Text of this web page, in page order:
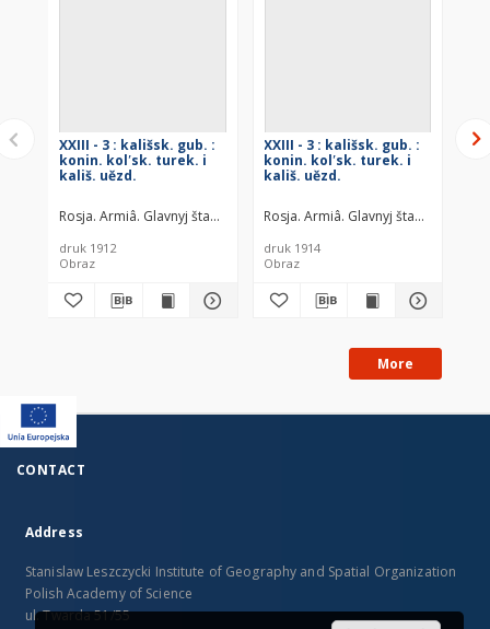
XXIII - 3 : kališsk. gub. :
konin. kolʹsk. turek. i
kališ. uězd.
Rosja. Armiâ. Glavnyj štab. Voenno-topografičeskij otdel Rosja.
druk 1912
Obraz
XXIII - 3 : kališsk. gub. :
konin. kolʹsk. turek. i
kališ. uězd.
Rosja. Armiâ. Glavnyj štab.
druk 1914
Obraz
More
CONTACT
Address
Stanislaw Leszczycki Institute of Geography and Spatial Organization
Polish Academy of Science
ul. Twarda 51/55